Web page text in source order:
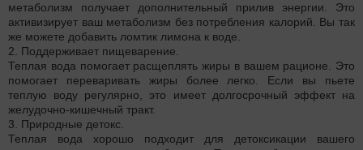
метаболизм получает дополнительный прилив энергии. Это
активизирует ваш метаболизм без потребления калорий. Вы так
же можете добавить ломтик лимона к воде.
2. Поддерживает пищеварение.
Теплая вода помогает расщеплять жиры в вашем рационе. Это
помогает переваривать жиры более легко. Если вы пьете
теплую воду регулярно, это имеет долгосрочный эффект на
желудочно-кишечный тракт.
3. Природные детокс.
Теплая вода хорошо подходит для детоксикации вашего